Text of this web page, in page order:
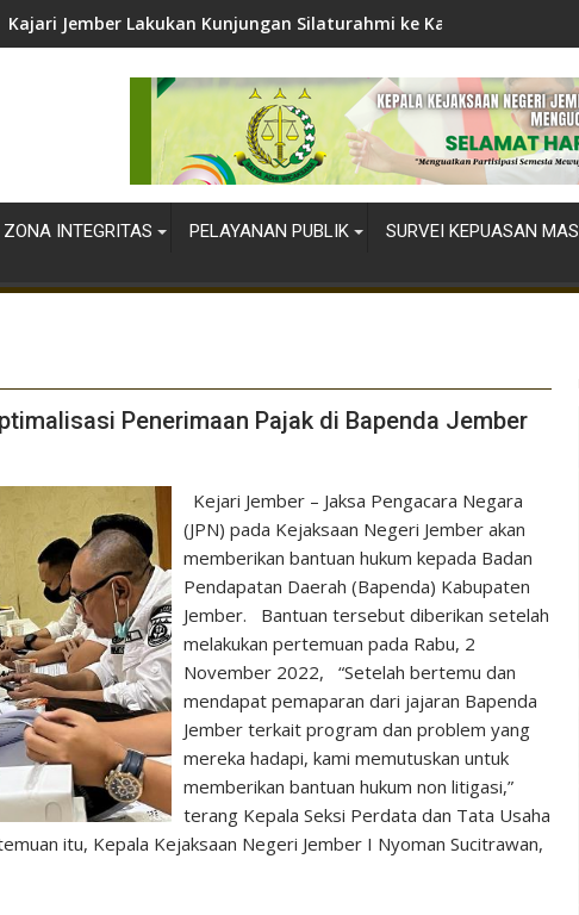
Kajari Jember Lakukan Kunjungan Silaturahmi ke Kapolres Jember
ZONA INTEGRITAS PELAYANAN PUBLIK SURVEI KEPUASAN
Penerimaan Pajak di Bapenda Jember
Kejari Jember – Jaksa Pengacara Negara
(JPN) pada Kejaksaan Negeri Jember akan
memberikan bantuan hukum kepada Badan
Pendapatan Daerah (Bapenda) Kabupaten
Jember. Bantuan tersebut diberikan setelah
melakukan pertemuan pada Rabu, 2
November 2022, “Setelah bertemu dan
mendapat pemaparan dari jajaran Bapenda
Jember terkait program dan problem yang
mereka hadapi, kami memutuskan untuk
memberikan bantuan hukum non litigasi,”
terang Kepala Seksi Perdata dan Tata Usaha
itu, Kepala Kejaksaan Negeri Jember I Nyoman Sucitrawan,